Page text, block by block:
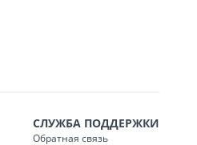
СЛУЖБА ПОДДЕРЖКИ
Обратная связь